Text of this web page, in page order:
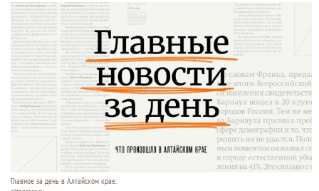
Главное за день в Алтайском крае.